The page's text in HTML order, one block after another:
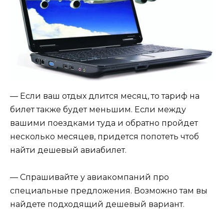
— Если ваш отдых длится месяц, то тариф на
билет также будет меньшим. Если между
вашими поездками туда и обратно пройдет
несколько месяцев, придется попотеть чтоб
найти дешевый авиабилет.
— Спрашивайте у авиакомпаний про
специальные предложения. Возможно там вы
найдете подходящий дешевый вариант.